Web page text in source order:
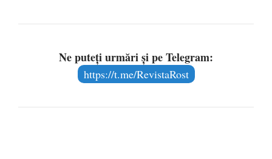
Ne puteți urmări și pe Telegram:
https://t.me/RevistaRost